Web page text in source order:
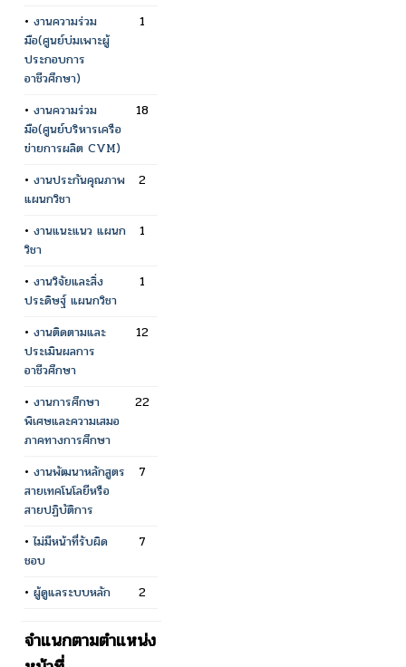
• งานความร่วม
มือ(ศูนย์บ่มเพาะผู้
ประกอบการ
อาชีวศึกษา)
1
• งานความร่วม
มือ(ศูนย์บริหารเครือ
ข่ายการผลิต CVM)
18
• งานประกันคุณภาพ
แผนกวิชา
2
• งานแนะแนว แผนก
วิชา
1
• งานวิจัยและสิ่ง
ประดิษฐ์ แผนกวิชา
1
• งานติดตามและ
ประเมินผลการ
อาชีวศึกษา
12
• งานการศึกษา
พิเศษและความเสมอ
ภาคทางการศึกษา
22
• งานพัฒนาหลักสูตร
สายเทคโนโลยีหรือ
สายปฏิบัติการ
7
•ไม่มีหน้าที่รับผิด
ชอบ
7
• ผู้ดูแลระบบหลัก 2
จำแนกตามตำแหน่ง